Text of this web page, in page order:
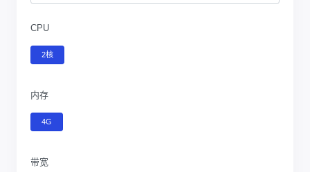
CPU
2核
内存
4G
带宽